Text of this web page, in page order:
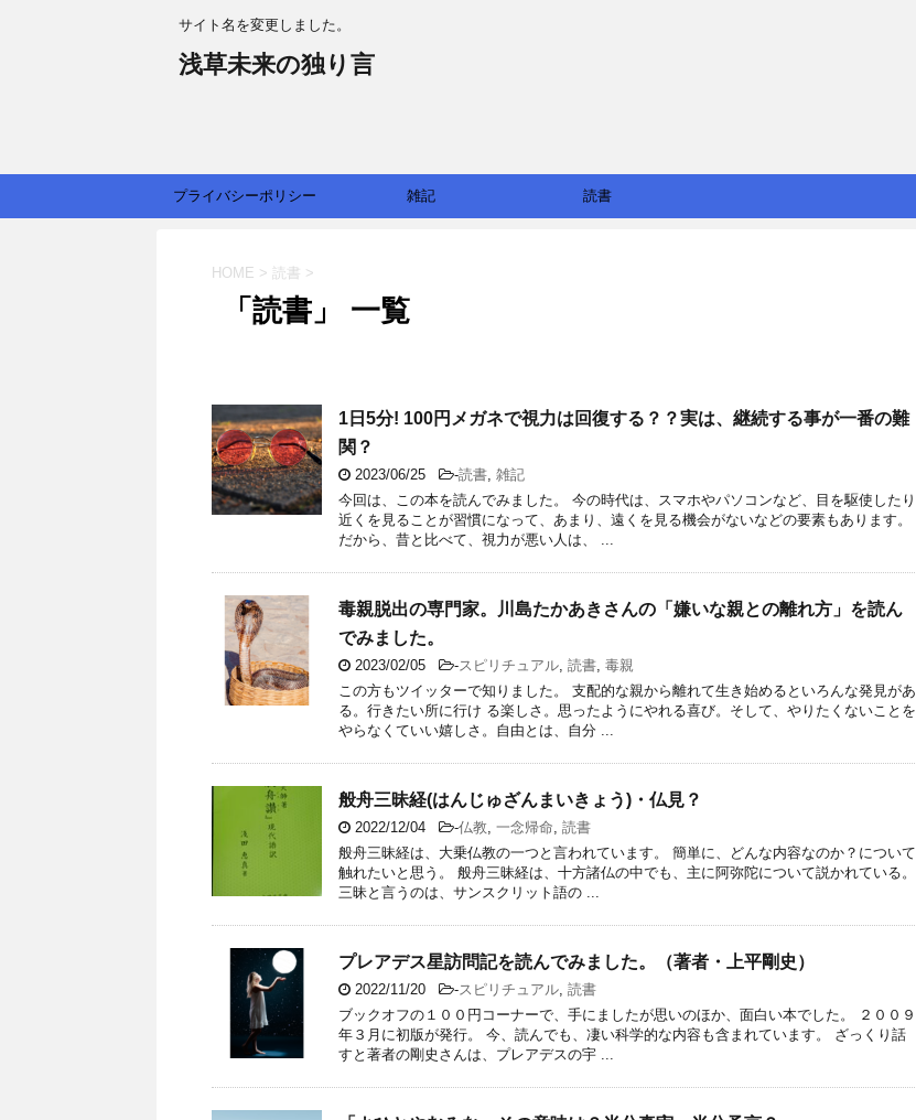
サイト名を変更しました。
浅草未来の独り言
プライバシーポリシー 雑記 読書
HOME > 読書 >
「読書」 一覧
1日5分! 100円メガネで視力は回復する？？実は、継続する事が一番の難
関？
2023/06/25 -読書, 雑記
今回は、この本を読んでみました。 今の時代は、スマホやパソコンなど、目を駆使したり
近くを見ることが習慣になって、あまり、遠くを見る機会がないなどの要素もあります。
だから、昔と比べて、視力が悪い人は、 ...
毒親脱出の専門家。川島たかあきさんの「嫌いな親との離れ方」を読ん
でみました。
2023/02/05 -スピリチュアル, 読書, 毒親
この方もツイッターで知りました。 支配的な親から離れて生き始めるといろんな発見があ
る。行きたい所に行け る楽しさ。思ったようにやれる喜び。そして、やりたくないことを
やらなくていい嬉しさ。自由とは、自分 ...
般舟三昧経(はんじゅざんまいきょう)・仏見？
2022/12/04 -仏教, 一念帰命, 読書
般舟三昧経は、大乗仏教の一つと言われています。 簡単に、どんな内容なのか？について
触れたいと思う。 般舟三昧経は、十方諸仏の中でも、主に阿弥陀について説かれている。
三昧と言うのは、サンスクリット語の ...
プレアデス星訪問記を読んでみました。（著者・上平剛史）
2022/11/20 -スピリチュアル, 読書
ブックオフの１００円コーナーで、手にましたが思いのほか、面白い本でした。 ２００９
年３月に初版が発行。 今、読んでも、凄い科学的な内容も含まれています。 ざっくり話
すと著者の剛史さんは、プレアデスの宇 ...